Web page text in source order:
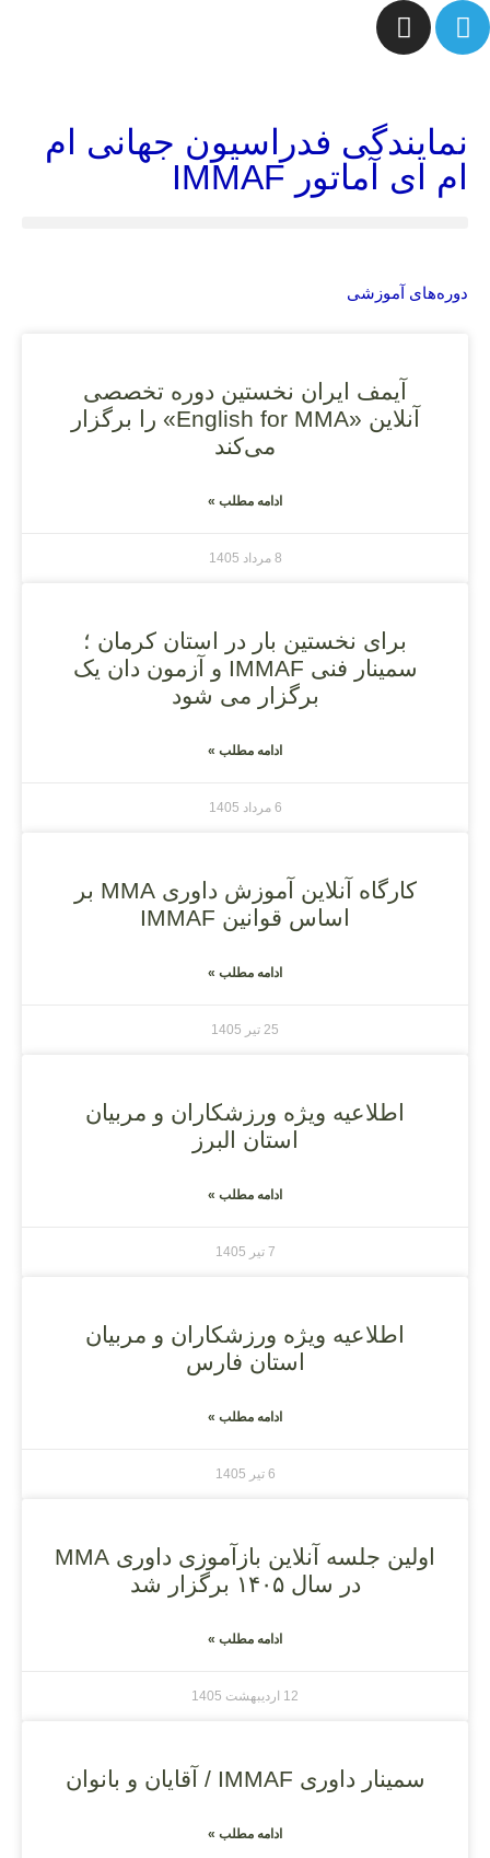
نمایندگی فدراسیون جهانی ام
ام ای آماتور IMMAF
دوره‌های آموزشی
آیمف ایران نخستین دوره تخصصی
آنلاین «English for MMA» را برگزار
می‌کند
ادامه مطلب »
8 مرداد 1405
برای نخستین بار در استان کرمان ؛
سمینار فنی IMMAF و آزمون دان یک
برگزار می شود
ادامه مطلب »
6 مرداد 1405
کارگاه آنلاین آموزش داوری MMA بر
اساس قوانین IMMAF
ادامه مطلب »
25 تیر 1405
اطلاعیه ویژه ورزشکاران و مربیان
استان البرز
ادامه مطلب »
7 تیر 1405
اطلاعیه ویژه ورزشکاران و مربیان
استان فارس
ادامه مطلب »
6 تیر 1405
اولین جلسه آنلاین بازآموزی داوری MMA
در سال ۱۴۰۵ برگزار شد
ادامه مطلب »
12 اردیبهشت 1405
سمینار داوری IMMAF / آقایان و بانوان
ادامه مطلب »